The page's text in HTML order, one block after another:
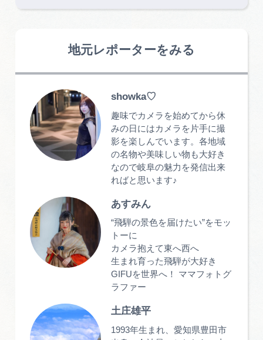
地元レポーターをみる
showka♡
趣味でカメラを始めてから休
みの日にはカメラを片手に撮
影を楽しんでいます。各地域
の名物や美味しい物も大好き
なので岐阜の魅力を発信出来
ればと思います♪
あすみん
“飛騨の景色を届けたい”をモッ
トーに
カメラ抱えて東へ西へ
生まれ育った飛騨が大好き
GIFUを世界へ！ ママフォトグ
ラファー
土庄雄平
1993年生まれ、愛知県豊田市